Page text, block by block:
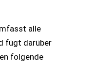
alle
fügt darüber
folgende